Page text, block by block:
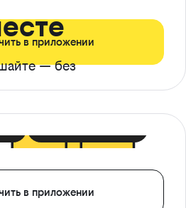
— без
в приложении
в приложении